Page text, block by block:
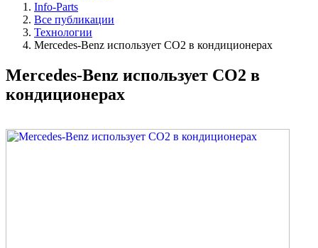
Info-Parts
Все публикации
Технологии
Mercedes-Benz использует СО2 в кондиционерах
Mercedes-Benz использует СО2 в
кондиционерах